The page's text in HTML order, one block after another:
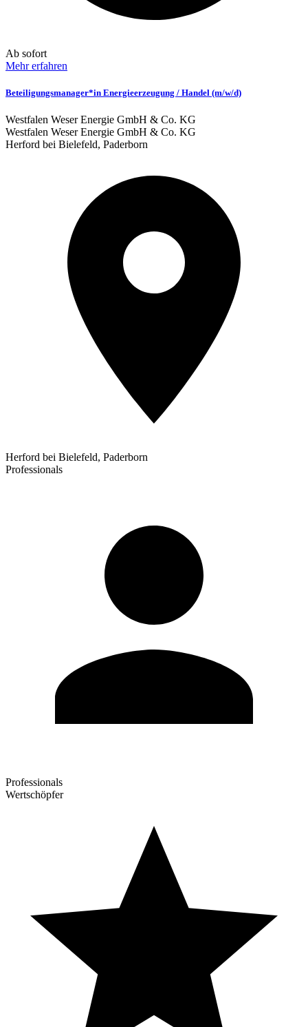
Ab sofort
Mehr erfahren
Beteiligungsmanager*in Energieerzeugung / Handel (m/w/d)
Westfalen Weser Energie GmbH & Co. KG
Westfalen Weser Energie GmbH & Co. KG
Herford bei Bielefeld, Paderborn
Herford bei Bielefeld, Paderborn
Professionals
Professionals
Wertschöpfer